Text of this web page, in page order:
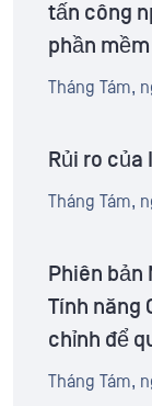
tấn công
phần mềm
Tháng Tám,
Rủi ro
Tháng Tám,
Phiên
Tính năng
chỉnh để
Tháng Tám,